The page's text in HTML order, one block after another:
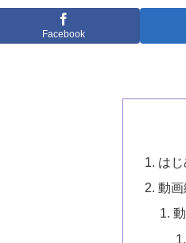
Facebook
はじ
動